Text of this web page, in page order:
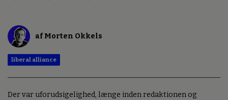
af Morten Okkels
liberal alliance
Der var uforudsigelighed, længe inden redaktionen og